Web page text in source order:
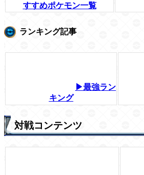
すすめポケモン一覧
ランキング記事
▶最強ラン
キング
対戦コンテンツ